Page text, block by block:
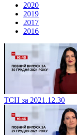
2020
2019
2017
2016
ТСН за 2021.12.30